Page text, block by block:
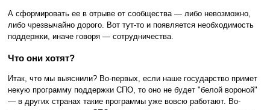
А сформировать ее в отрыве от сообщества — либо невозможно,
либо чрезвычайно дорого. Вот тут-то и появляется необходимость
поддержки, иначе говоря — сотрудничества.
Что они хотят?
Итак, что мы выяснили? Во-первых, если наше государство примет
некую программу поддержки СПО, то оно не будет "белой вороной"
— в других странах такие программы уже вовсю работают. Во-